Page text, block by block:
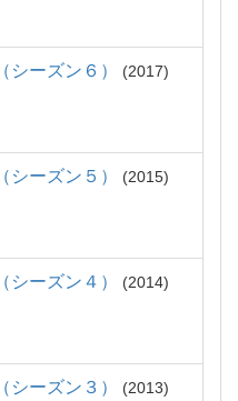
ーズン６）
2017
ーズン５）
2015
ーズン４）
2014
ーズン３）
2013